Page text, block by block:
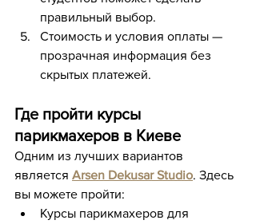
правильный выбор.
Стоимость и условия оплаты —
прозрачная информация без
скрытых платежей.
Где пройти курсы
парикмахеров в Киеве
Одним из лучших вариантов
является Arsen Dekusar Studio. Здесь
вы можете пройти:
Курсы парикмахеров для